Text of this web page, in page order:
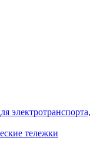
электротранспорта,
тележки